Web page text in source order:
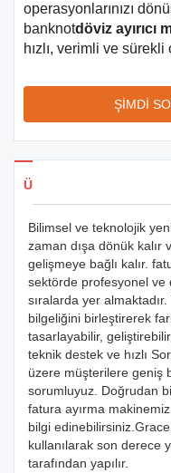
operasyonlarınızı
banknotdöviz ayırıcı
hızlı, verimli ve
ŞİMDİ
Ürün Detayları
Bilimsel ve teknolojik
zaman dışa dönük kalır
gelişmeye bağlı kalır.
sektörde profesyonel ve
sıralarda yer
bilgeliğini birleştirerek
tasarlayabilir,
teknik destek ve hızlı
üzere müşterilere geniş
sorumluyuz. Doğrudan
fatura ayırma
bilgi
kullanılarak son derece
tarafından yapılır.